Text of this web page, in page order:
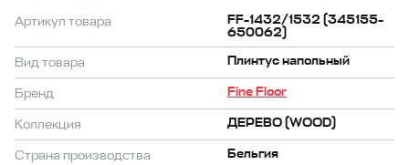
Артикул товара
FF-1432/1532 (345155-
650062)
Вид товара
Плинтус напольный
Бренд Fine Floor
Коллекция ДЕРЕВО (WOOD)
Страна производства Бельгия